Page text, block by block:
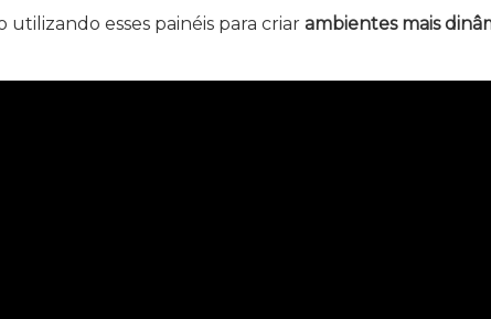
utilizando esses painéis para criar ambientes mais